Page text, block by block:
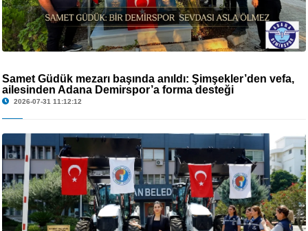
Samet Güdük mezarı başında anıldı: Şimşekler’den vefa,
ailesinden Adana Demirspor’a forma desteği
2026-07-31 11:12:12